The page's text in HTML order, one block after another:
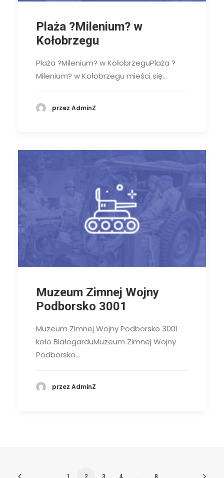
Plaża ?Milenium? w
Kołobrzegu
Plaża ?Milenium? w KołobrzeguPlaża ?
Milenium? w Kołobrzegu mieści się…
przez AdminZ
Muzeum Zimnej Wojny
Podborsko 3001
Muzeum Zimnej Wojny Podborsko 3001
koło BiałogarduMuzeum Zimnej Wojny
Podborsko…
przez AdminZ
1 2 3 4 8